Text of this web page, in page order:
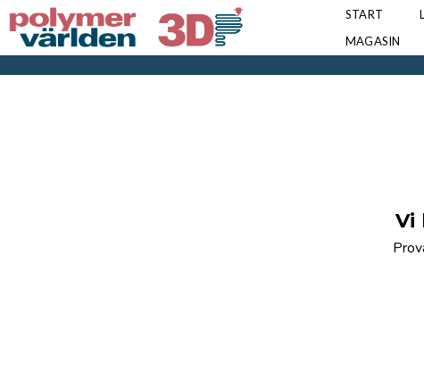
START
MAGASIN
Vi